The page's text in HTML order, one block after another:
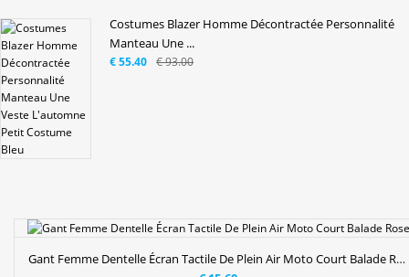
Costumes Blazer Homme Décontractée Personnalité
Manteau Une ...
€ 93.00
€ 55.40
Gant Femme Dentelle Écran Tactile De Plein Air Moto Court Balade Rose